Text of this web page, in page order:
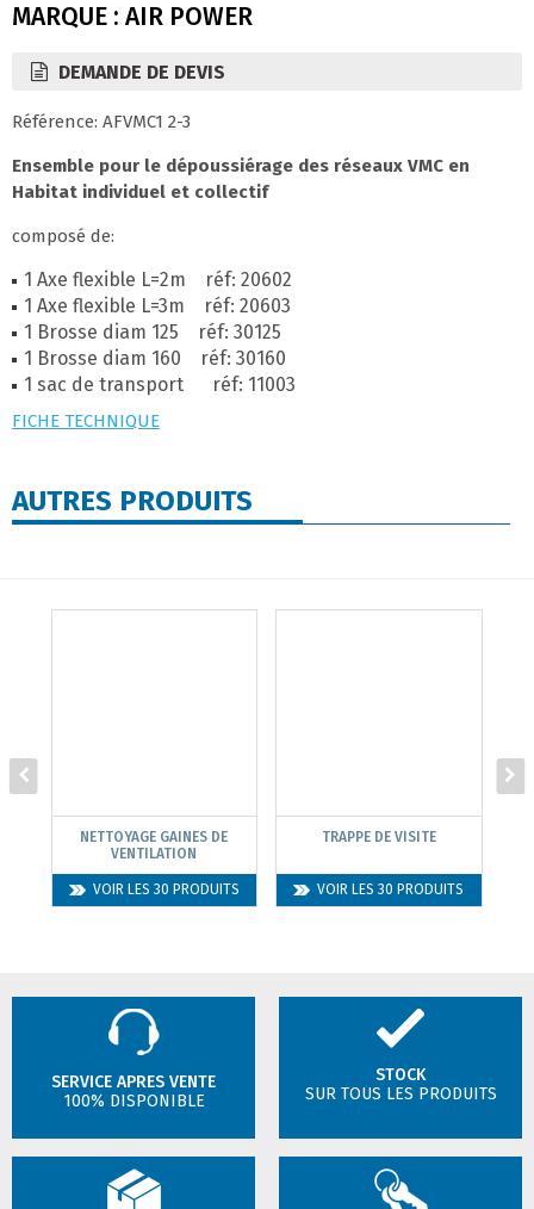
MARQUE : AIR POWER
DEMANDE DE DEVIS
Référence: AFVMC1 2-3
Ensemble pour le dépoussiérage des réseaux VMC en
Habitat individuel et collectif
composé de:
1 Axe flexible L=2m réf: 20602
1 Axe flexible L=3m réf: 20603
1 Brosse diam 125 réf: 30125
1 Brosse diam 160 réf: 30160
1 sac de transport réf: 11003
FICHE TECHNIQUE
AUTRES PRODUITS
NETTOYAGE GAINES DE
VENTILATION
VOIR LES 30 PRODUITS
TRAPPE DE VISITE
VOIR LES 30 PRODUITS
SERVICE APRES VENTE
100% DISPONIBLE
STOCK
SUR TOUS LES PRODUITS